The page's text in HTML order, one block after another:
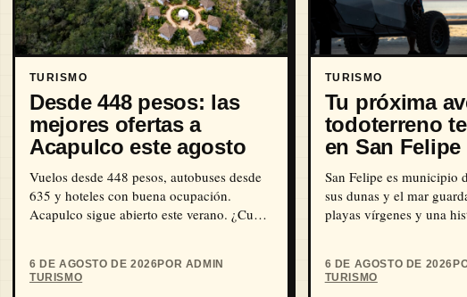
TURISMO
Desde 448 pesos: las
mejores ofertas a
Acapulco este agosto
Vuelos desde 448 pesos, autobuses desde
635 y hoteles con buena ocupación.
Acapulco sigue abierto este verano. ¿Cuál
6 DE AGOSTO DE 2026POR ADMIN
TURISMO
TURISMO
Tu próxima
todoterreno
en San Felipe
San Felipe es municipio
sus dunas y el mar
playas vírgenes y una
6 DE AGOSTO DE 2026
TURISMO